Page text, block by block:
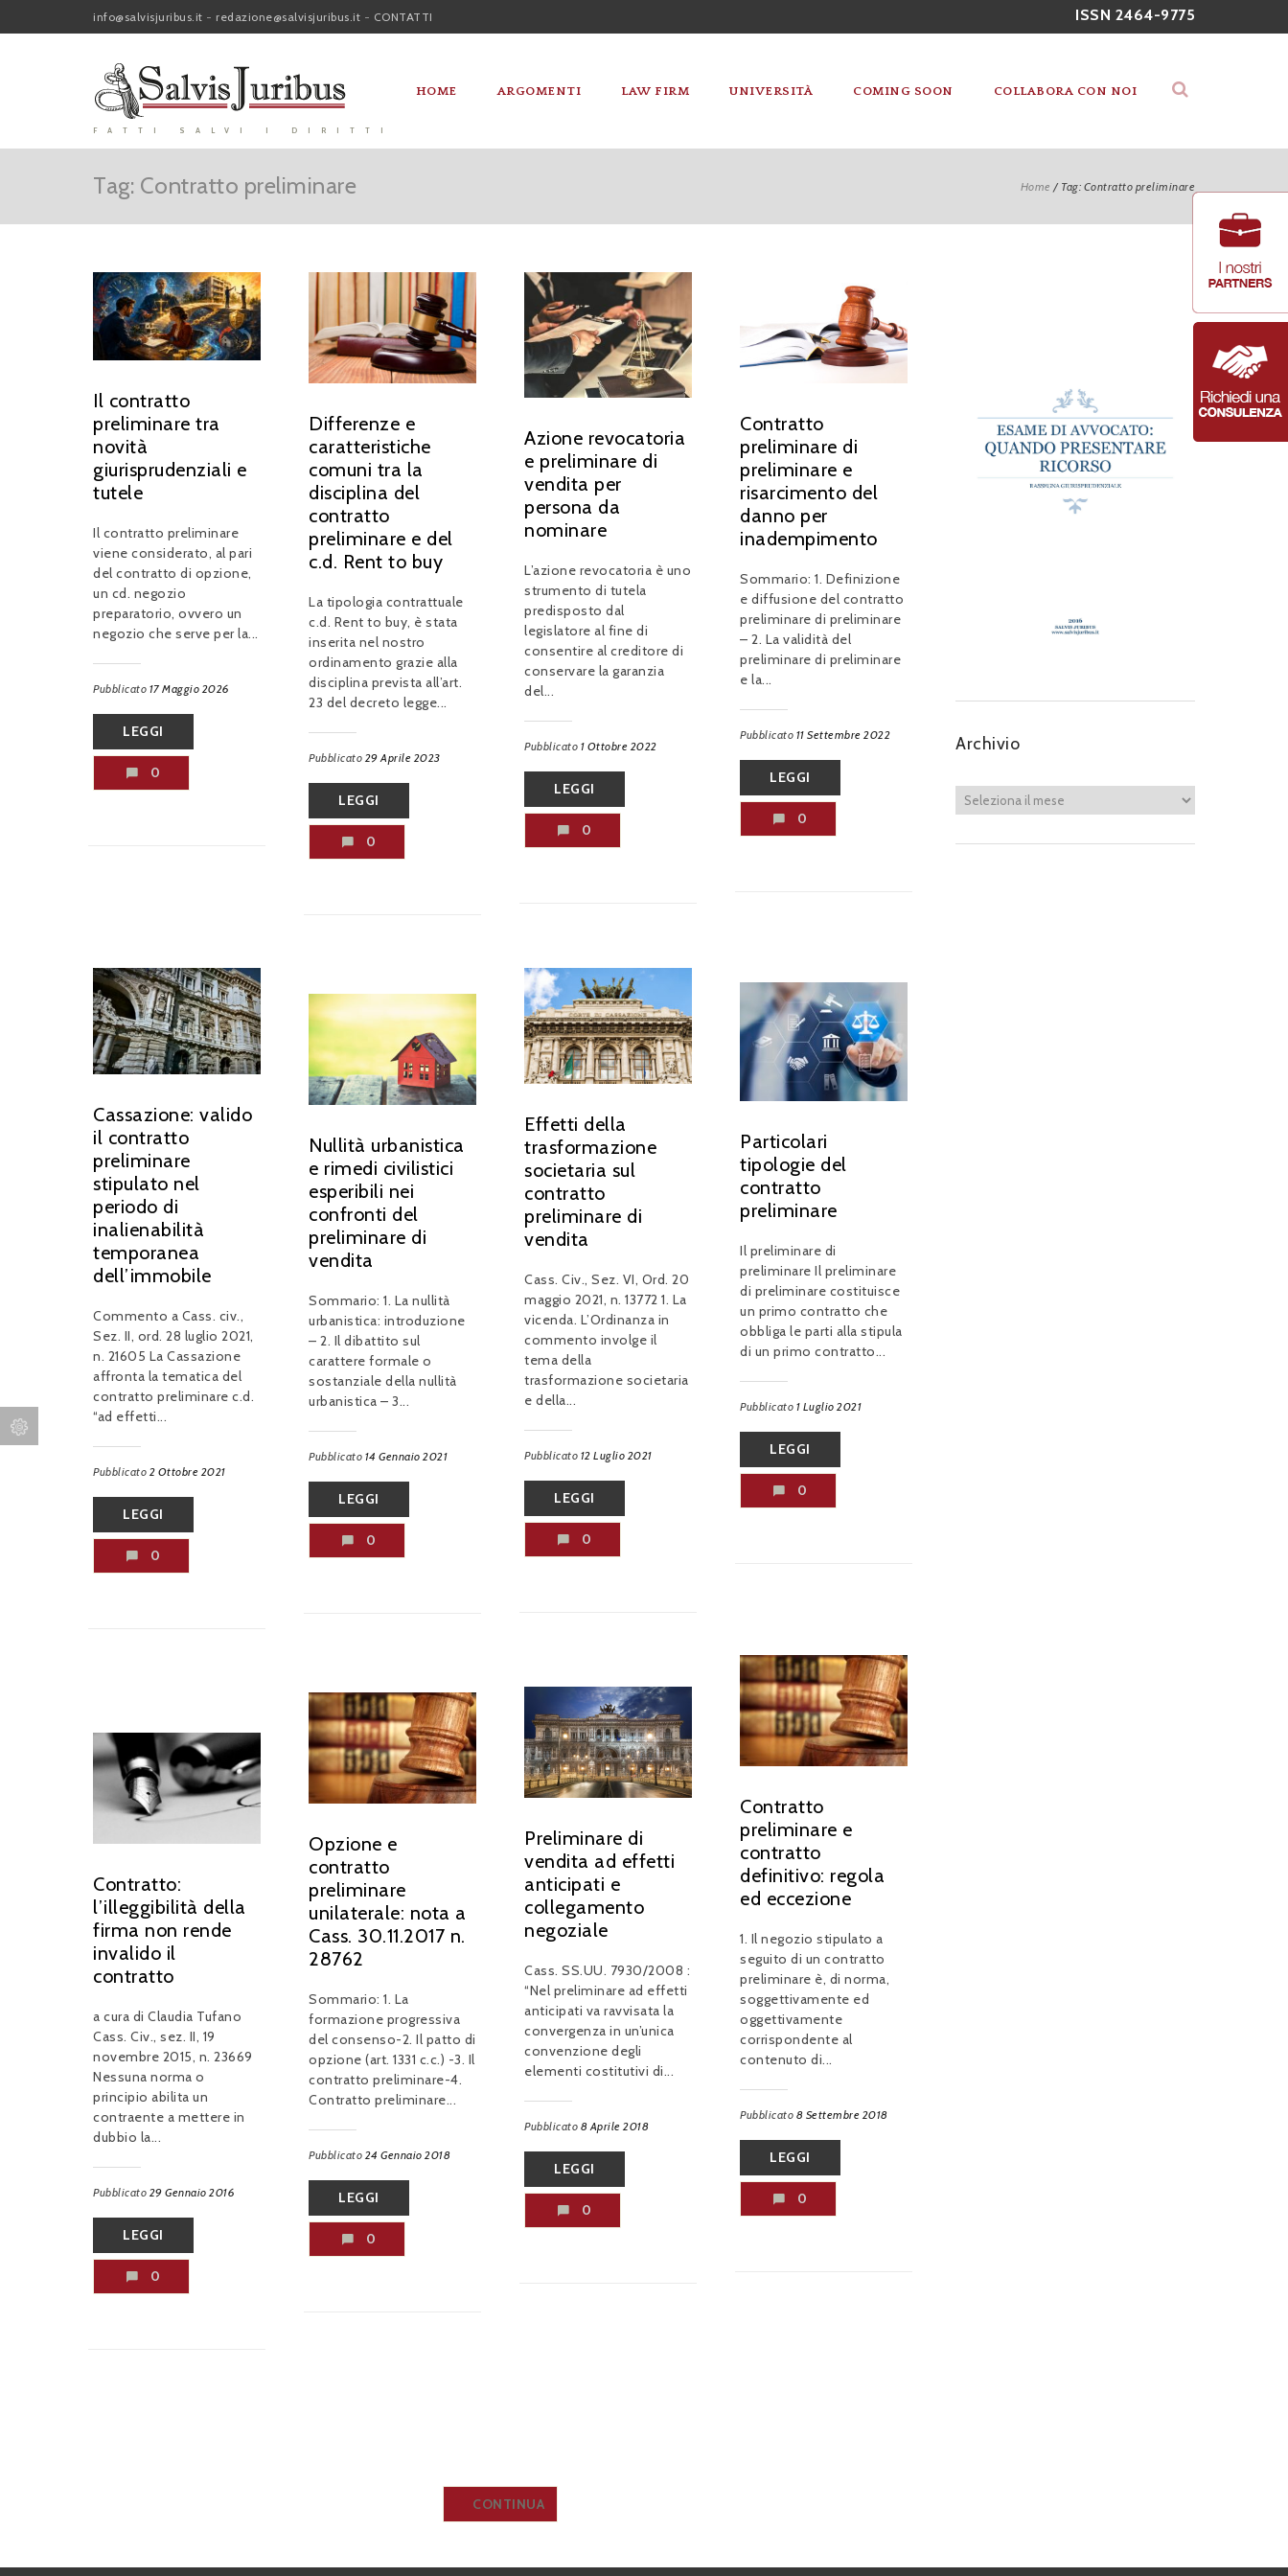
ISSN 2464-9775
info@salvisjuribus.it - redazione@salvisjuribus.it - CONTATTI
FATTI SALVI I DIRITTI
HOME ARGOMENTI LAW FIRM UNIVERSITÀ COMING SOON COLLABORA CON NOI
Home / Tag: Contratto preliminare
Tag: Contratto preliminare
Il contratto
preliminare tra
novità
giurisprudenziali e
tutele
Il contratto preliminare
viene considerato, al pari
del contratto di opzione,
un cd. negozio
preparatorio, ovvero un
negozio che serve per la...
Pubblicato 17 Maggio 2026
LEGGI
0
Differenze e
caratteristiche
comuni tra la
disciplina del
contratto
preliminare e del
c.d. Rent to buy
La tipologia contrattuale
c.d. Rent to buy, è stata
inserita nel nostro
ordinamento grazie alla
disciplina prevista all’art.
23 del decreto legge...
Pubblicato 29 Aprile 2023
LEGGI
0
Azione revocatoria
e preliminare di
vendita per
persona da
nominare
L’azione revocatoria è uno
strumento di tutela
predisposto dal
legislatore al fine di
consentire al creditore di
conservare la garanzia
del...
Pubblicato 1 Ottobre 2022
LEGGI
0
Contratto
preliminare di
preliminare e
risarcimento del
danno per
inadempimento
Sommario: 1. Definizione
e diffusione del contratto
preliminare di preliminare
– 2. La validità del
preliminare di preliminare
e la...
Pubblicato 11 Settembre 2022
LEGGI
0
Cassazione: valido
il contratto
preliminare
stipulato nel
periodo di
inalienabilità
temporanea
dell’immobile
Commento a Cass. civ.,
Sez. II, ord. 28 luglio 2021,
n. 21605 La Cassazione
affronta la tematica del
contratto preliminare c.d.
“ad effetti...
Pubblicato 2 Ottobre 2021
LEGGI
0
Effetti della
trasformazione
societaria sul
contratto
preliminare di
vendita
Cass. Civ., Sez. VI, Ord. 20
maggio 2021, n. 13772 1. La
vicenda. L’Ordinanza in
commento involge il
tema della
trasformazione societaria
e della...
Pubblicato 12 Luglio 2021
LEGGI
0
Particolari
tipologie del
contratto
preliminare
Il preliminare di
preliminare Il preliminare
di preliminare costituisce
un primo contratto che
obbliga le parti alla stipula
di un primo contratto...
Pubblicato 1 Luglio 2021
LEGGI
0
Nullità urbanistica
e rimedi civilistici
esperibili nei
confronti del
preliminare di
vendita
Sommario: 1. La nullità
urbanistica: introduzione
– 2. Il dibattito sul
carattere formale o
sostanziale della nullità
urbanistica – 3...
Pubblicato 14 Gennaio 2021
LEGGI
0
Contratto
preliminare e
contratto
definitivo: regola
ed eccezione
1. Il negozio stipulato a
seguito di un contratto
preliminare è, di norma,
soggettivamente ed
oggettivamente
corrispondente al
contenuto di...
Pubblicato 8 Settembre 2018
LEGGI
0
Preliminare di
vendita ad effetti
anticipati e
collegamento
negoziale
Cass. SS.UU. 7930/2008 :
“Nel preliminare ad effetti
anticipati va ravvisata la
convergenza in un’unica
convenzione degli
elementi costitutivi di...
Pubblicato 8 Aprile 2018
LEGGI
0
Opzione e
contratto
preliminare
unilaterale: nota a
Cass. 30.11.2017 n.
28762
Sommario: 1. La
formazione progressiva
del consenso-2. Il patto di
opzione (art. 1331 c.c.) -3. Il
contratto preliminare-4.
Contratto preliminare...
Pubblicato 24 Gennaio 2018
LEGGI
0
Contratto:
l’illeggibilità della
firma non rende
invalido il
contratto
a cura di Claudia Tufano
Cass. Civ., sez. II, 19
novembre 2015, n. 23669
Nessuna norma o
principio abilita un
contraente a mettere in
dubbio la...
Pubblicato 29 Gennaio 2016
LEGGI
0
CONTINUA
Archivio